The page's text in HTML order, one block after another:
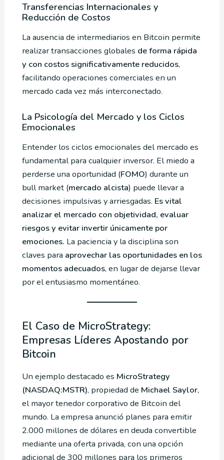
Transferencias Internacionales y
Reducción de Costos
La ausencia de intermediarios en Bitcoin permite
realizar transacciones globales de forma rápida
y con costos significativamente reducidos,
facilitando operaciones comerciales en un
mercado cada vez más interconectado.
La Psicología del Mercado y los Ciclos
Emocionales
Entender los ciclos emocionales del mercado es
fundamental para cualquier inversor. El miedo a
perderse una oportunidad (FOMO) durante un
bull market (mercado alcista) puede llevar a
decisiones impulsivas y arriesgadas. Es vital
analizar el mercado con objetividad, evaluar
riesgos y evitar invertir únicamente por
emociones. La paciencia y la disciplina son
claves para aprovechar las oportunidades en los
momentos adecuados, en lugar de dejarse llevar
por el entusiasmo momentáneo.
El Caso de MicroStrategy:
Empresas Líderes Apostando por
Bitcoin
Un ejemplo destacado es MicroStrategy
(NASDAQ:MSTR), propiedad de Michael Saylor,
el mayor tenedor corporativo de Bitcoin del
mundo. La empresa anunció planes para emitir
2.000 millones de dólares en deuda convertible
mediante una oferta privada, con una opción
adicional de 300 millones para los primeros